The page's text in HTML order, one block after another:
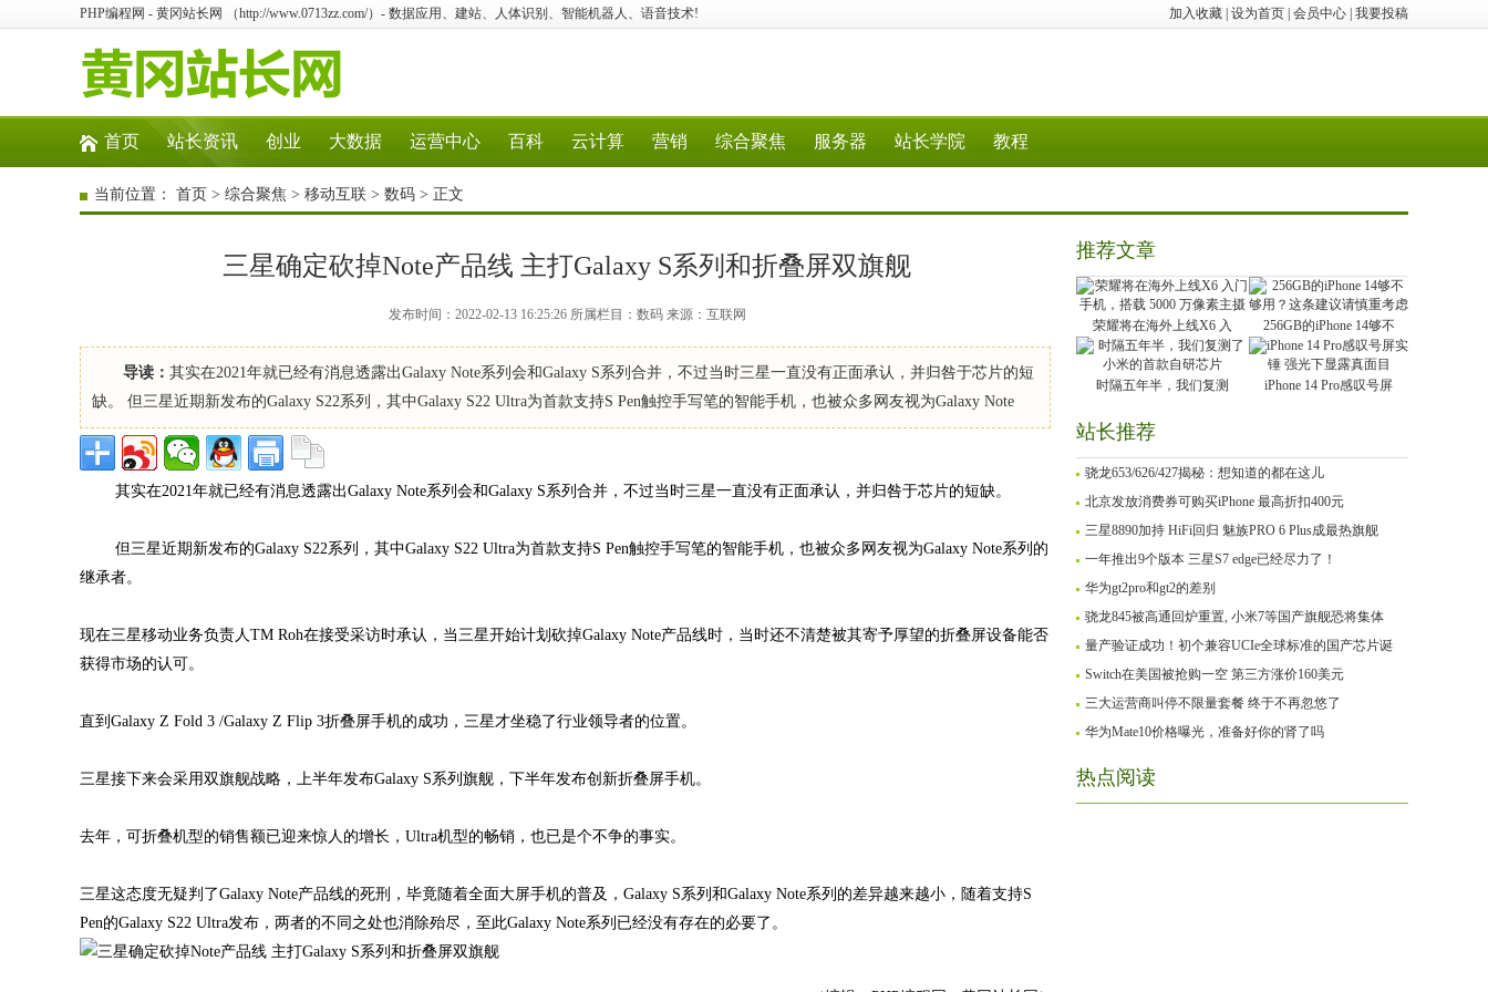
加入收藏 设为首页 会员中心 我要投稿
PHP编程网 - 黄冈站长网 （http://www.0713zz.com/）- 数据应用、建站、人体识别、智能机器人、语音技术!
首页 站长资讯 创业 大数据 运营中心 百科 云计算 营销 综合聚焦 服务器 站长学院 教程
当前位置： 首页 > 综合聚焦 > 移动互联 > 数码 > 正文
三星确定砍掉Note产品线 主打Galaxy S系列和折叠屏双旗舰
发布时间：2022-02-13 16:25:26 所属栏目：数码 来源：互联网
导读： 其实在2021年就已经有消息透露出Galaxy Note系列会和Galaxy S系列合并，不过当时三星一直没有正面承认，并归咎于芯片的短
缺。 但三星近期新发布的Galaxy S22系列，其中Galaxy S22 Ultra为首款支持S Pen触控手写笔的智能手机，也被众多网友视为Galaxy Note
其实在2021年就已经有消息透露出Galaxy Note系列会和Galaxy S系列合并，不过当时三星一直没有正面承认，并归咎于芯片的短缺。
但三星近期新发布的Galaxy S22系列，其中Galaxy S22 Ultra为首款支持S Pen触控手写笔的智能手机，也被众多网友视为Galaxy Note系列的
继承者。
现在三星移动业务负责人TM Roh在接受采访时承认，当三星开始计划砍掉Galaxy Note产品线时，当时还不清楚被其寄予厚望的折叠屏设备能否
获得市场的认可。
直到Galaxy Z Fold 3 /Galaxy Z Flip 3折叠屏手机的成功，三星才坐稳了行业领导者的位置。
三星接下来会采用双旗舰战略，上半年发布Galaxy S系列旗舰，下半年发布创新折叠屏手机。
去年，可折叠机型的销售额已迎来惊人的增长，Ultra机型的畅销，也已是个不争的事实。
三星这态度无疑判了Galaxy Note产品线的死刑，毕竟随着全面大屏手机的普及，Galaxy S系列和Galaxy Note系列的差异越来越小，随着支持S
Pen的Galaxy S22 Ultra发布，两者的不同之处也消除殆尽，至此Galaxy Note系列已经没有存在的必要了。
推荐文章
荣耀将在海外上线X6 入 256GB的iPhone 14够不
时隔五年半，我们复测 iPhone 14 Pro感叹号屏
站长推荐
骁龙653/626/427揭秘：想知道的都在这儿
北京发放消费券可购买iPhone 最高折扣400元
三星8890加持 HiFi回归 魅族PRO 6 Plus成最热旗舰
一年推出9个版本 三星S7 edge已经尽力了！
华为gt2pro和gt2的差别
骁龙845被高通回炉重置, 小米7等国产旗舰恐将集体
量产验证成功！初个兼容UCIe全球标准的国产芯片诞
Switch在美国被抢购一空 第三方涨价160美元
三大运营商叫停不限量套餐 终于不再忽悠了
华为Mate10价格曝光，准备好你的肾了吗
热点阅读